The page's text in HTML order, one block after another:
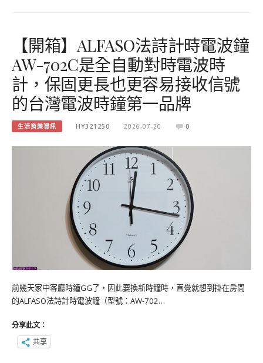
【開箱】ALFASO法詩計時電波鐘
AW-702C是全自動對時電波時
計，保固更長也更容易接收信號
的台灣電波時鐘第一品牌
生活育樂資訊 HY321250 2026-07-20 0
前幾天家中客廳時鐘GG了，因此要換新時鐘時，直覺就想到掛在房間
的ALFASO法詩計時電波鐘（型號：AW-702…
分享此文：
共享